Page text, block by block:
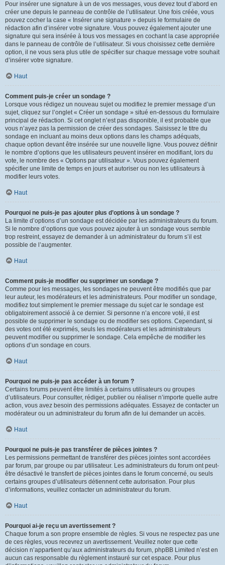
Pour insérer une signature à un de vos messages, vous devez tout d’abord en
créer une depuis le panneau de contrôle de l’utilisateur. Une fois créée, vous
pouvez cocher la case « Insérer une signature » depuis le formulaire de
rédaction afin d’insérer votre signature. Vous pouvez également ajouter une
signature qui sera insérée à tous vos messages en cochant la case appropriée
dans le panneau de contrôle de l’utilisateur. Si vous choisissez cette dernière
option, il ne vous sera plus utile de spécifier sur chaque message votre souhait
d’insérer votre signature.
Haut
Comment puis-je créer un sondage ?
Lorsque vous rédigez un nouveau sujet ou modifiez le premier message d’un
sujet, cliquez sur l’onglet « Créer un sondage » situé en-dessous du formulaire
principal de rédaction. Si cet onglet n’est pas disponible, il est probable que
vous n’ayez pas la permission de créer des sondages. Saisissez le titre du
sondage en incluant au moins deux options dans les champs adéquats,
chaque option devant être insérée sur une nouvelle ligne. Vous pouvez définir
le nombre d’options que les utilisateurs peuvent insérer en modifiant, lors du
vote, le nombre des « Options par utilisateur ». Vous pouvez également
spécifier une limite de temps en jours et autoriser ou non les utilisateurs à
modifier leurs votes.
Haut
Pourquoi ne puis-je pas ajouter plus d’options à un sondage ?
La limite d’options d’un sondage est décidée par les administrateurs du forum.
Si le nombre d’options que vous pouvez ajouter à un sondage vous semble
trop restreint, essayez de demander à un administrateur du forum s’il est
possible de l’augmenter.
Haut
Comment puis-je modifier ou supprimer un sondage ?
Comme pour les messages, les sondages ne peuvent être modifiés que par
leur auteur, les modérateurs et les administrateurs. Pour modifier un sondage,
modifiez tout simplement le premier message du sujet car le sondage est
obligatoirement associé à ce dernier. Si personne n’a encore voté, il est
possible de supprimer le sondage ou de modifier ses options. Cependant, si
des votes ont été exprimés, seuls les modérateurs et les administrateurs
peuvent modifier ou supprimer le sondage. Cela empêche de modifier les
options d’un sondage en cours.
Haut
Pourquoi ne puis-je pas accéder à un forum ?
Certains forums peuvent être limités à certains utilisateurs ou groupes
d’utilisateurs. Pour consulter, rédiger, publier ou réaliser n’importe quelle autre
action, vous avez besoin des permissions adéquates. Essayez de contacter un
modérateur ou un administrateur du forum afin de lui demander un accès.
Haut
Pourquoi ne puis-je pas transférer de pièces jointes ?
Les permissions permettant de transférer des pièces jointes sont accordées
par forum, par groupe ou par utilisateur. Les administrateurs du forum ont peut-
être désactivé le transfert de pièces jointes dans le forum concerné, ou seuls
certains groupes d’utilisateurs détiennent cette autorisation. Pour plus
d’informations, veuillez contacter un administrateur du forum.
Haut
Pourquoi ai-je reçu un avertissement ?
Chaque forum a son propre ensemble de règles. Si vous ne respectez pas une
de ces règles, vous recevrez un avertissement. Veuillez noter que cette
décision n’appartient qu’aux administrateurs du forum, phpBB Limited n’est en
aucun cas responsable du règlement instauré sur cet espace. Pour plus